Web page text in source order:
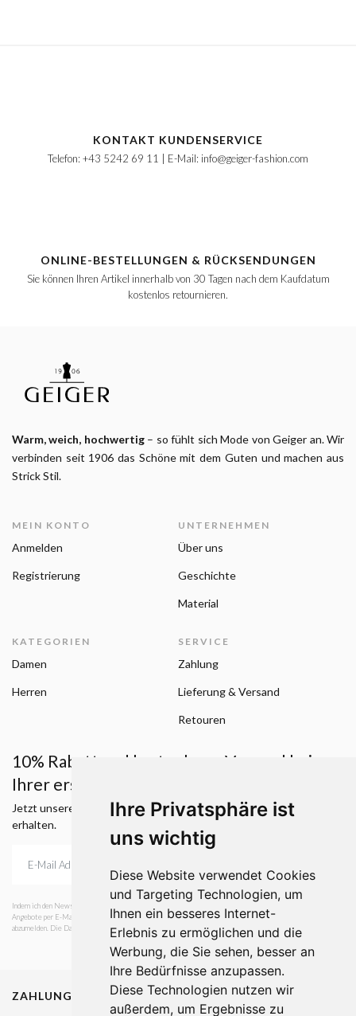
Ihre Privatsphäre ist
uns wichtig
Diese Website verwendet Cookies
und Targeting Technologien, um
Ihnen ein besseres Internet-
Erlebnis zu ermöglichen und die
Werbung, die Sie sehen, besser an
Ihre Bedürfnisse anzupassen.
Diese Technologien nutzen wir
außerdem, um Ergebnisse zu
KONTAKT KUNDENSERVICE
Telefon: +43 5242 69 11 | E-Mail: info@geiger-fashion.com
ONLINE-BESTELLUNGEN & RÜCKSENDUNGEN
Sie können Ihren Artikel innerhalb von 30 Tagen nach dem Kaufdatum
kostenlos retournieren.
Warm, weich, hochwertig– so fühlt sich Mode von Geiger an. Wir
verbinden seit 1906 das Schöne mit dem Guten und machen aus
Strick Stil.
MEIN KONTO
Anmelden
Registrierung
UNTERNEHMEN
Über uns
Geschichte
Material
KATEGORIEN
Damen
Herren
SERVICE
Zahlung
Lieferung & Versand
Retouren
10% Rabatt und kostenloser Versand bei
Ihrer ersten Bestellung.
Jetzt unseren Newsletter abonnieren und einen Rabattcode
erhalten.
Indem ich den Newsletter abonniere, stimme ich zu, dass ich von Geiger GmbH über Neuheiten und
Angebote per E-Mail informiert werden möchte. Es ist mir jederzeit möglich mich vom Newsletter
abzumelden. Die Datenschutzerklärung habe ich gelesen.
ZAHLUNGSMETHODEN